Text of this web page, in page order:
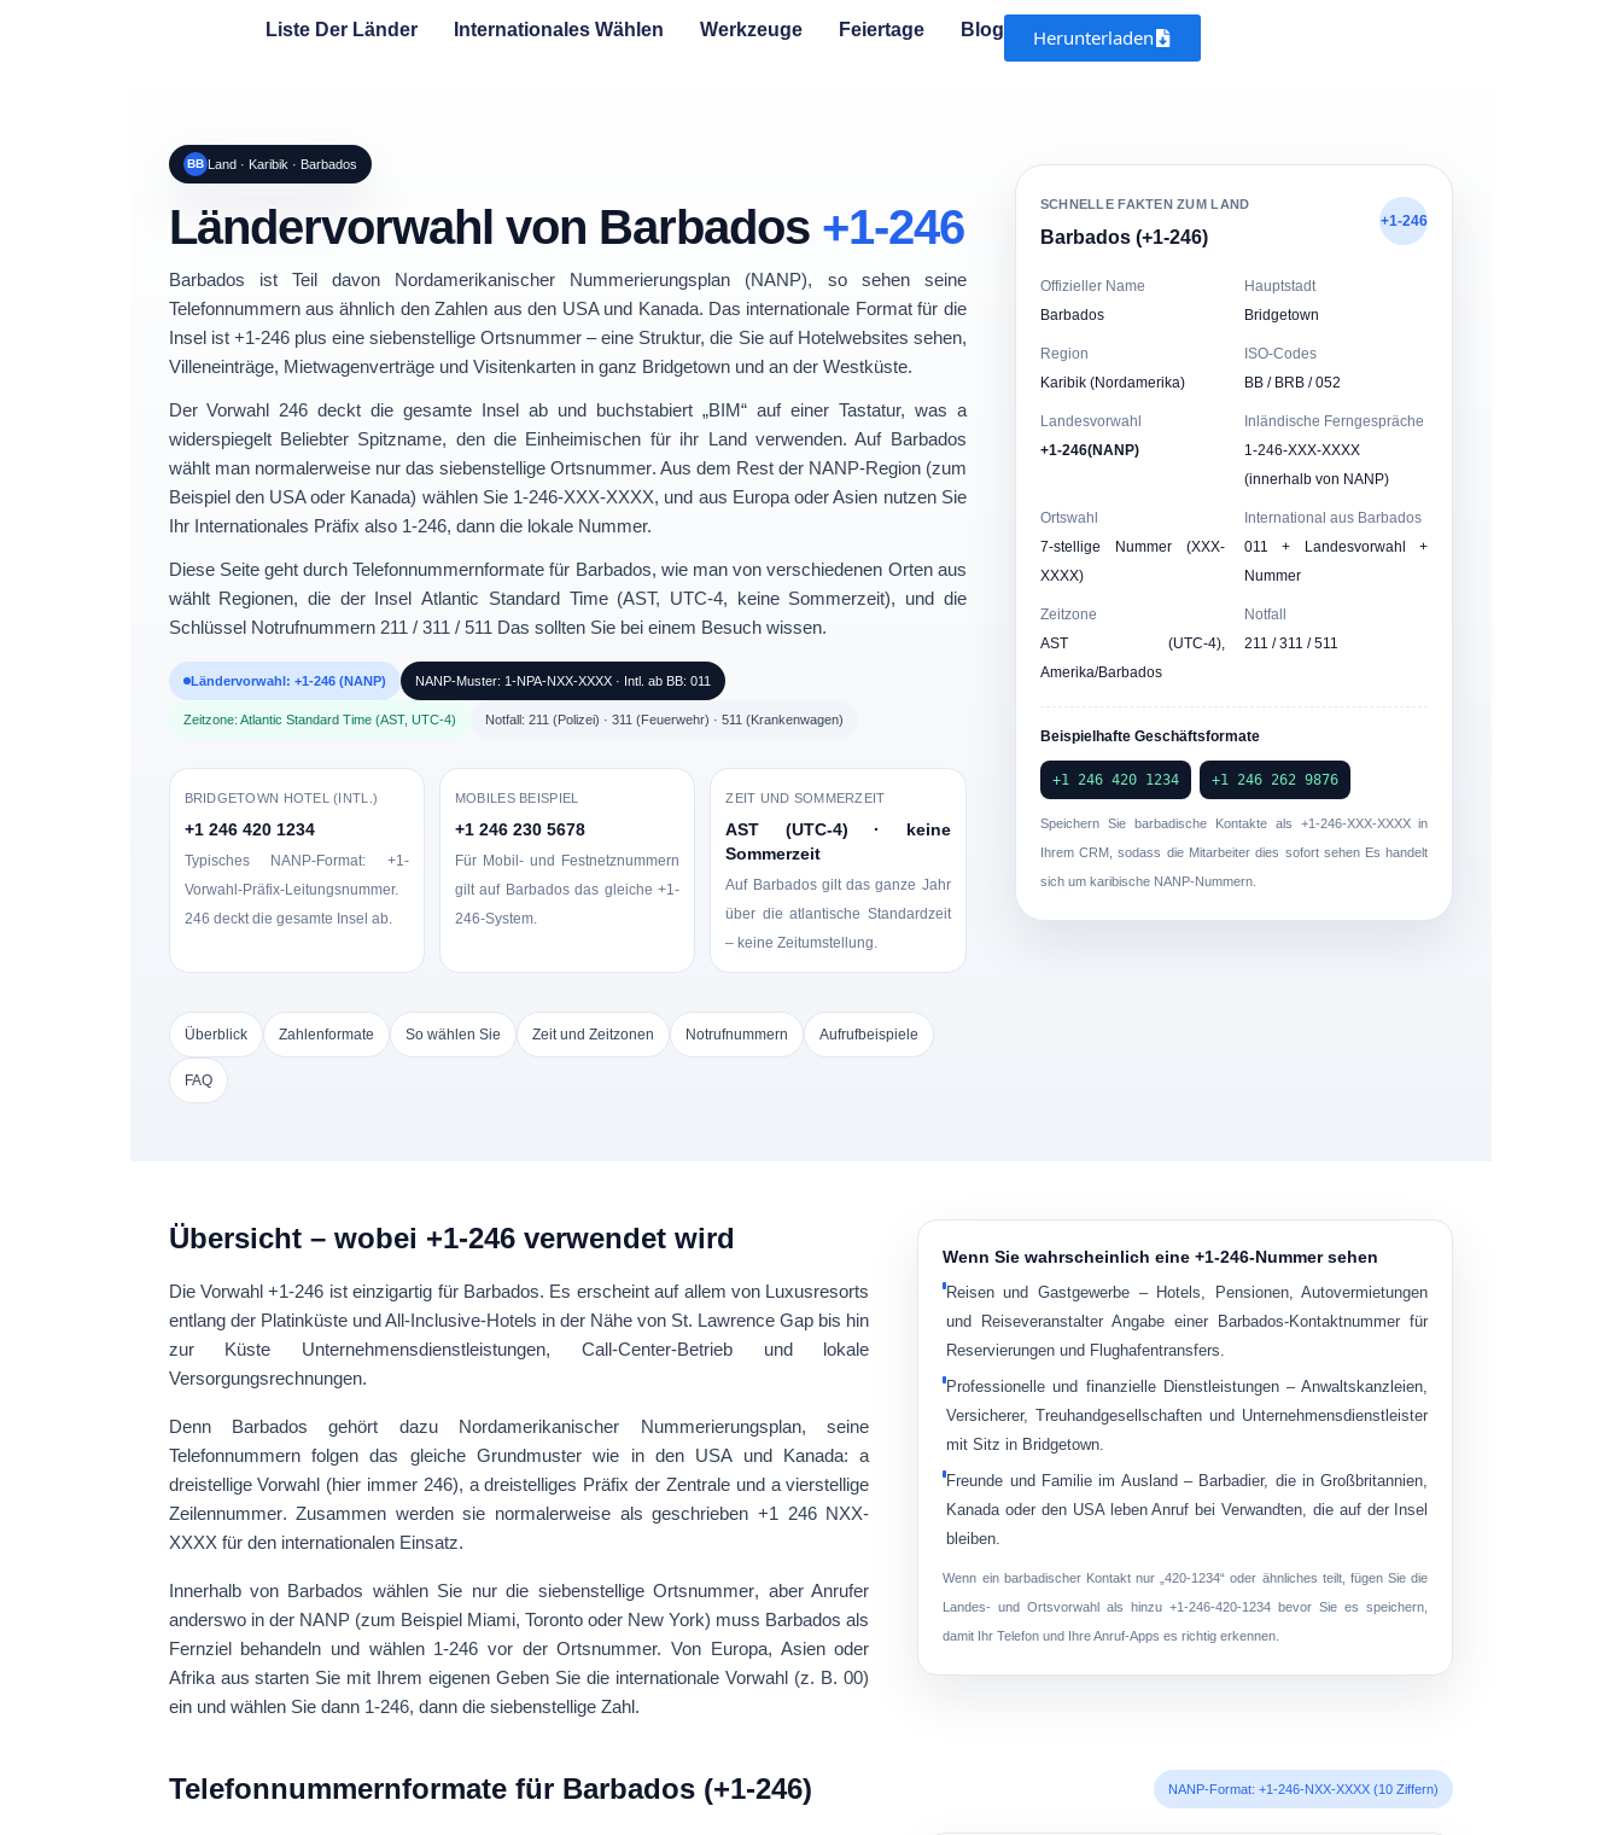
Liste Der Länder Internationales Wählen Werkzeuge Feiertage Blog Herunterladen
BB Land · Karibik · Barbados
Ländervorwahl von Barbados +1-246
Barbados ist Teil davon Nordamerikanischer Nummerierungsplan (NANP), so sehen seine
Telefonnummern aus ähnlich den Zahlen aus den USA und Kanada. Das internationale Format für die
Insel ist +1-246plus eine siebenstellige Ortsnummer – eine Struktur, die Sie auf Hotelwebsites sehen,
Villeneinträge, Mietwagenverträge und Visitenkarten in ganz Bridgetown und an der Westküste.
DerVorwahl 246 deckt die gesamte Insel ab und buchstabiert „BIM“ auf einer Tastatur, was a
widerspiegelt Beliebter Spitzname, den die Einheimischen für ihr Land verwenden. Auf Barbados
wählt man normalerweise nur das siebenstellige Ortsnummer. Aus dem Rest der NANP-Region (zum
Beispiel den USA oder Kanada) wählen Sie 1-246-XXX-XXXX, und aus Europa oder Asien nutzen Sie
Ihr Internationales Präfix also 1-246, dann die lokale Nummer.
Diese Seite geht durchTelefonnummernformate für Barbados, wie man von verschiedenen Orten aus
wählt Regionen, die der InselAtlantic Standard Time (AST, UTC-4, keine Sommerzeit), und die
Schlüssel Notrufnummern 211 / 311 / 511 Das sollten Sie bei einem Besuch wissen.
Ländervorwahl: +1-246 (NANP) NANP-Muster: 1-NPA-NXX-XXXX · Intl. ab BB: 011
Zeitzone: Atlantic Standard Time (AST, UTC-4) Notfall: 211 (Polizei) · 311 (Feuerwehr) · 511 (Krankenwagen)
BRIDGETOWN HOTEL (INTL.)
+1 246 420 1234
Typisches NANP-Format: +1-
Vorwahl-Präfix-Leitungsnummer.
246 deckt die gesamte Insel ab.
MOBILES BEISPIEL
+1 246 230 5678
Für Mobil- und Festnetznummern
gilt auf Barbados das gleiche +1-
246-System.
ZEIT UND SOMMERZEIT
AST (UTC-4) · keine
Sommerzeit
Auf Barbados gilt das ganze Jahr
über die atlantische Standardzeit
– keine Zeitumstellung.
Überblick Zahlenformate So wählen Sie Zeit und Zeitzonen Notrufnummern Aufrufbeispiele
FAQ
SCHNELLE FAKTEN ZUM LAND
Barbados (+1-246)
+1-246
Offizieller Name
Barbados
Hauptstadt
Bridgetown
Region
Karibik (Nordamerika)
ISO-Codes
BB / BRB / 052
Landesvorwahl
+1-246(NANP)
Inländische Ferngespräche
1-246-XXX-XXXX
(innerhalb von NANP)
Ortswahl
7-stellige Nummer (XXX-
XXXX)
International aus Barbados
011 + Landesvorwahl +
Nummer
Zeitzone
AST (UTC-4),
Amerika/Barbados
Notfall
211 / 311 / 511
Beispielhafte Geschäftsformate
+1 246 420 1234 +1 246 262 9876
Speichern Sie barbadische Kontakte als +1-246-XXX-XXXXin
Ihrem CRM, sodass die Mitarbeiter dies sofort sehen Es handelt
sich um karibische NANP-Nummern.
Übersicht – wobei +1-246 verwendet wird
Die Vorwahl+1-246 ist einzigartig für Barbados. Es erscheint auf allem von Luxusresorts
entlang der Platinküste und All-Inclusive-Hotels in der Nähe von St. Lawrence Gap bis hin
zur Küste Unternehmensdienstleistungen, Call-Center-Betrieb und lokale
Versorgungsrechnungen.
Denn Barbados gehört dazu Nordamerikanischer Nummerierungsplan, seine
Telefonnummern folgen das gleiche Grundmuster wie in den USA und Kanada: a
dreistellige Vorwahl (hier immer 246), adreistelliges Präfix der Zentraleund avierstellige
Zeilennummer. Zusammen werden sie normalerweise als geschrieben+1 246 NXX-
XXXX für den internationalen Einsatz.
Innerhalb von Barbados wählen Sie nur die siebenstellige Ortsnummer, aber Anrufer
anderswo in der NANP (zum Beispiel Miami, Toronto oder New York) muss Barbados als
Fernziel behandeln und wählen 1-246 vor der Ortsnummer. Von Europa, Asien oder
Afrika aus starten Sie mit Ihrem eigenen Geben Sie die internationale Vorwahl (z. B. 00)
ein und wählen Sie dann 1-246, dann die siebenstellige Zahl.
Wenn Sie wahrscheinlich eine +1-246-Nummer sehen
Reisen und Gastgewerbe– Hotels, Pensionen, Autovermietungen
und Reiseveranstalter Angabe einer Barbados-Kontaktnummer für
Reservierungen und Flughafentransfers.
Professionelle und finanzielle Dienstleistungen– Anwaltskanzleien,
Versicherer, Treuhandgesellschaften und Unternehmensdienstleister
mit Sitz in Bridgetown.
Freunde und Familie im Ausland – Barbadier, die in Großbritannien,
Kanada oder den USA leben Anruf bei Verwandten, die auf der Insel
bleiben.
Wenn ein barbadischer Kontakt nur „420-1234“ oder ähnliches teilt, fügen Sie die
Landes- und Ortsvorwahl als hinzu+1-246-420-1234 bevor Sie es speichern,
damit Ihr Telefon und Ihre Anruf-Apps es richtig erkennen.
Telefonnummernformate für Barbados (+1-246) NANP-Format: +1-246-NXX-XXXX (10 Ziffern)